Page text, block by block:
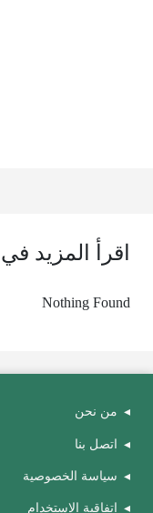
اقرأ المزيد في
Nothing Found
من نحن
اتصل بنا
سياسة الخصوصية
اتفاقية الاستخدام